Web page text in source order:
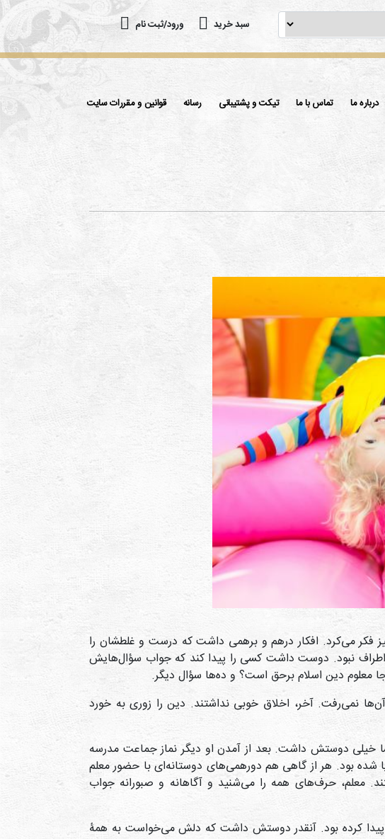
سبد خرید ورود/ثبت نام
درباره ما تماس با ما تیکت و پشتیبانی رسانه قوانین و مقررات سایت
فکر می‌کرد. افکار درهم و برهمی داشت که درست و غلطشان را
نبود. دوست داشت کسی را پیدا کند که جواب سؤال‌هایش
معلوم دین اسلام برحق است؟ و ده‌ها سؤال دیگر.
نمی‌رفت. آخر، اخلاق خوبی نداشتند. دین را زوری به خورد
خیلی دوستش داشت. بعد از آمدن او دیگر نماز جماعت مدرسه
شده بود. هر از گاهی هم دورهمی‌های دوستانه‌ای با حضور معلم
معلم، حرف‌های همه را می‌شنید و آگاهانه و صبورانه جواب
پیدا کرده بود. آنقدر دوستش داشت که دلش می‌خواست به همۀ